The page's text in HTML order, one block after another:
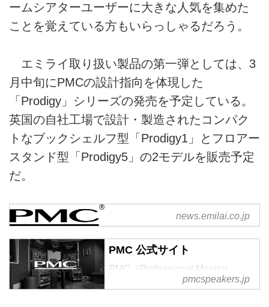
ームシアターユーザーに大きな人気を集めた
ことを覚えている方もいらっしゃるだろう。
エミライ取り扱い製品の第一弾としては、3
月中旬にPMCの設計指向を体現した
「Prodigy」シリーズの発売を予定している。
英国の自社工場で設計・製造されたコンパク
トなブックシェルフ型「Prodigy1」とフロアー
スタンド型「Prodigy5」の2モデルを販売予定
だ。
PMCブランド 輸入代理店業務
開始のご案内 – エミライ
News一覧
news.emilai.co.jp
PMC 公式サイト
PMC（Professional Monitor
Company）は、1991年にイギリ
pmcspeakers.jp